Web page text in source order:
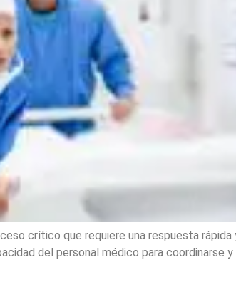
crítico que requiere una respuesta
del personal médico para coordinarse